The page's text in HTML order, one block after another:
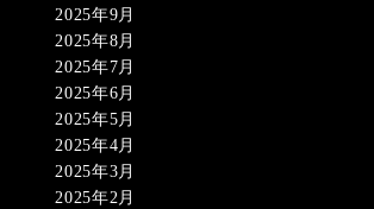
2025年9月
2025年8月
2025年7月
2025年6月
2025年5月
2025年4月
2025年3月
2025年2月